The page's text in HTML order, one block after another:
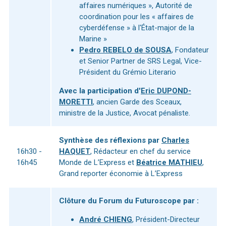
affaires numériques », Autorité de
coordination pour les « affaires de
cyberdéfense » à l'État-major de la
Marine »
Pedro REBELO de SOUSA, Fondateur
et Senior Partner de SRS Legal, Vice-
Président du Grémio Literario
Avec la participation d'Eric DUPOND-
MORETTI, ancien Garde des Sceaux,
ministre de la Justice, Avocat pénaliste.
16h30 -
16h45
Synthèse des réflexions par Charles
HAQUET, Rédacteur en chef du service
Monde de L’Express et Béatrice MATHIEU,
Grand reporter économie à L’Express
Clôture du Forum du Futuroscope par :
André CHIENG, Président-Directeur